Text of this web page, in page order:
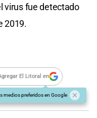
virus fue detectado
2019.
El Litoral en
medios preferidos en Google